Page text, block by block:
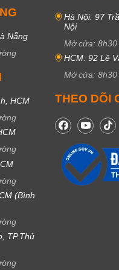
Nẵng
HCM
(Bình
TP.Thủ
Hà Nội: 97
Nội
Mở cửa: 8h30
HCM: 92 Lê
Mở cửa: 8h30
THEO DÕI